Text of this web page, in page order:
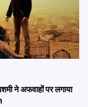
ने अफवाहों पर लगाया